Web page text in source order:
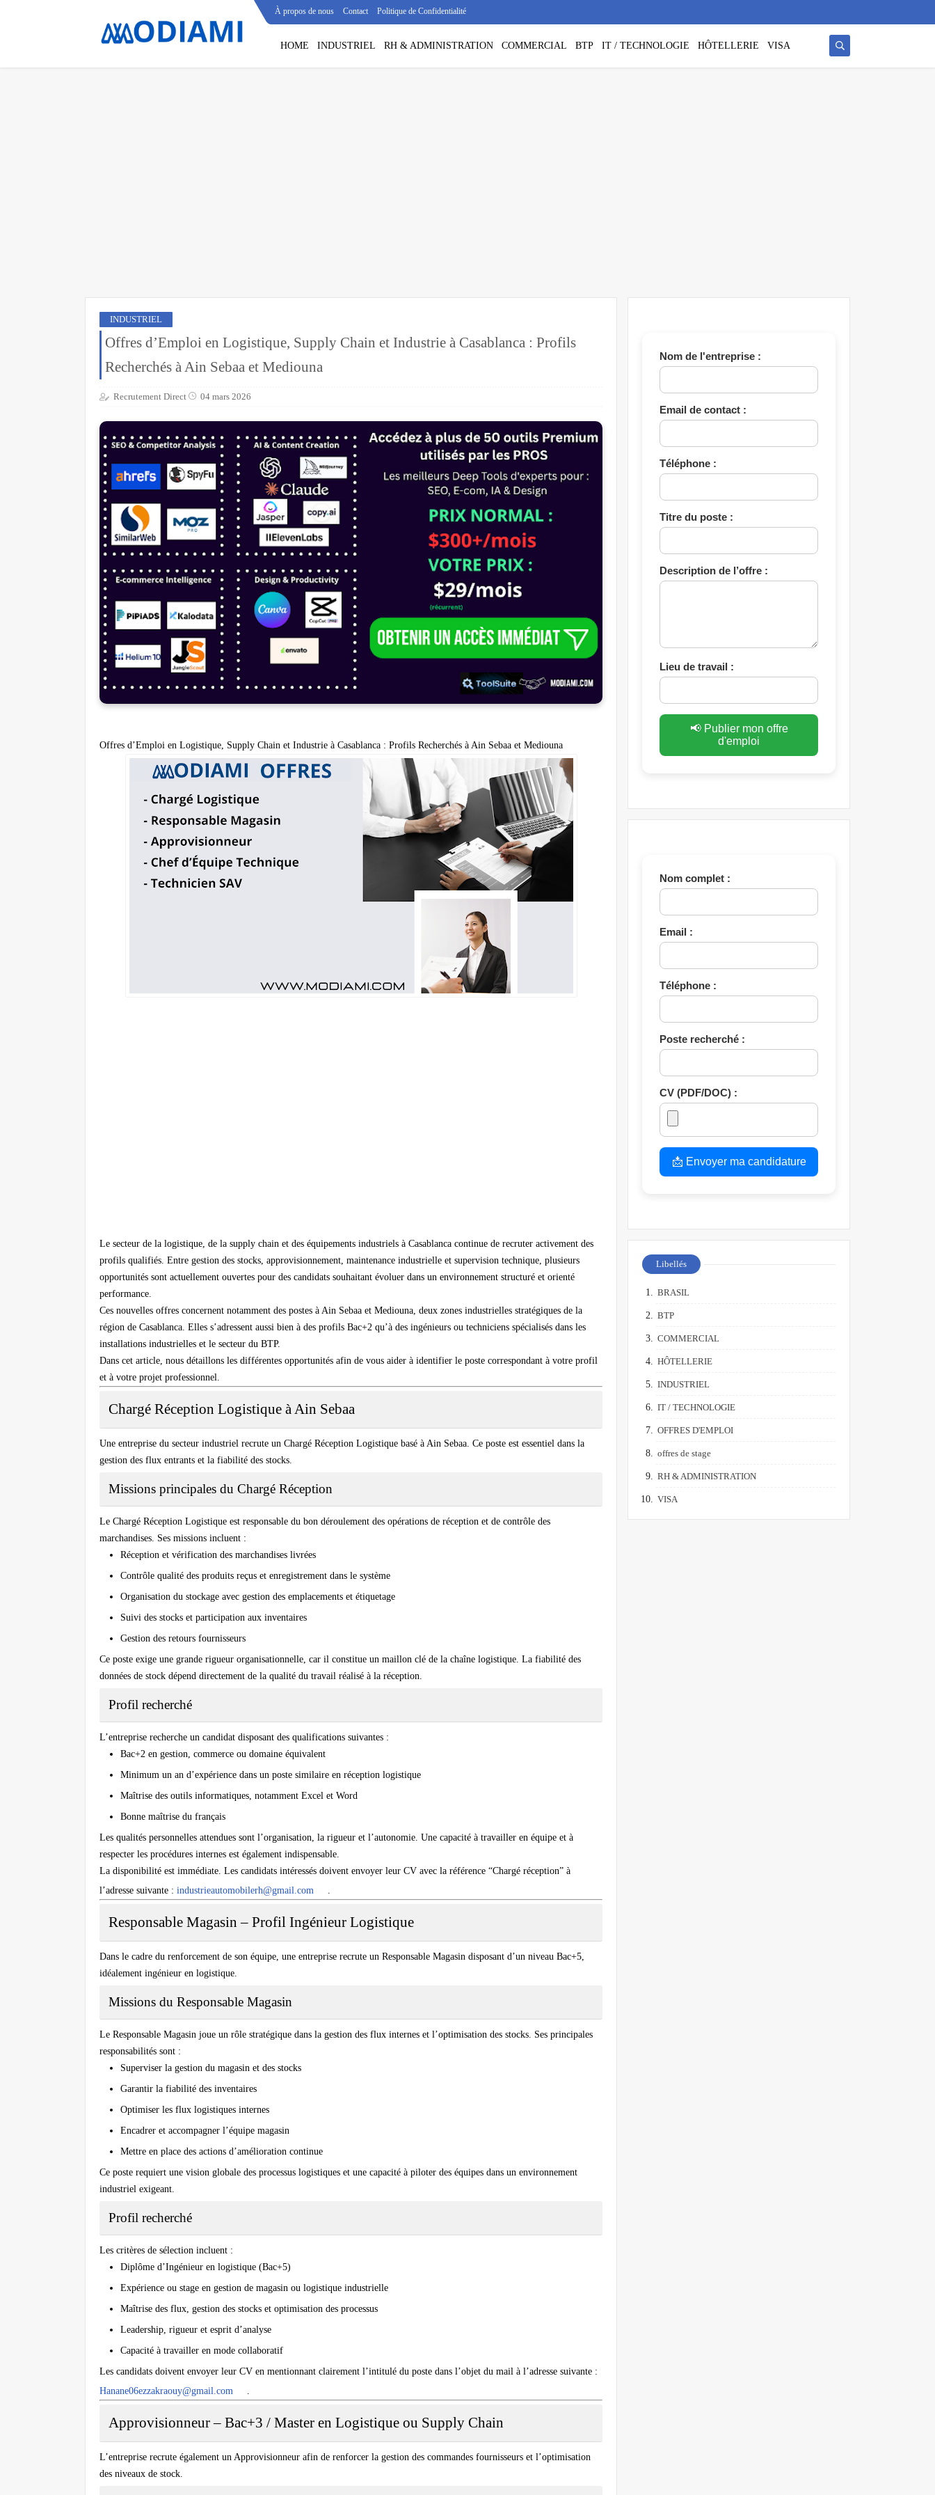
À propos de nous Contact Politique de Confidentialité
HOME INDUSTRIEL RH & ADMINISTRATION COMMERCIAL BTP IT / TECHNOLOGIE HÔTELLERIE VISA
INDUSTRIEL
Offres d’Emploi en Logistique, Supply Chain et Industrie à Casablanca : Profils
Recherchés à Ain Sebaa et Mediouna
Recrutement Direct 04 mars 2026
Offres d’Emploi en Logistique, Supply Chain et Industrie à Casablanca : Profils Recherchés à Ain Sebaa et Mediouna
Le secteur de la logistique, de la supply chain et des équipements industriels à Casablanca continue de recruter activement des
profils qualifiés. Entre gestion des stocks, approvisionnement, maintenance industrielle et supervision technique, plusieurs
opportunités sont actuellement ouvertes pour des candidats souhaitant évoluer dans un environnement structuré et orienté
performance.
Ces nouvelles offres concernent notamment des postes à Ain Sebaa et Mediouna, deux zones industrielles stratégiques de la
région de Casablanca. Elles s’adressent aussi bien à des profils Bac+2 qu’à des ingénieurs ou techniciens spécialisés dans les
installations industrielles et le secteur du BTP.
Dans cet article, nous détaillons les différentes opportunités afin de vous aider à identifier le poste correspondant à votre profil
et à votre projet professionnel.
Chargé Réception Logistique à Ain Sebaa
Une entreprise du secteur industriel recrute un Chargé Réception Logistique basé à Ain Sebaa. Ce poste est essentiel dans la
gestion des flux entrants et la fiabilité des stocks.
Missions principales du Chargé Réception
Le Chargé Réception Logistique est responsable du bon déroulement des opérations de réception et de contrôle des
marchandises. Ses missions incluent :
Réception et vérification des marchandises livrées
Contrôle qualité des produits reçus et enregistrement dans le système
Organisation du stockage avec gestion des emplacements et étiquetage
Suivi des stocks et participation aux inventaires
Gestion des retours fournisseurs
Ce poste exige une grande rigueur organisationnelle, car il constitue un maillon clé de la chaîne logistique. La fiabilité des
données de stock dépend directement de la qualité du travail réalisé à la réception.
Profil recherché
L’entreprise recherche un candidat disposant des qualifications suivantes :
Bac+2 en gestion, commerce ou domaine équivalent
Minimum un an d’expérience dans un poste similaire en réception logistique
Maîtrise des outils informatiques, notamment Excel et Word
Bonne maîtrise du français
Les qualités personnelles attendues sont l’organisation, la rigueur et l’autonomie. Une capacité à travailler en équipe et à
respecter les procédures internes est également indispensable.
La disponibilité est immédiate. Les candidats intéressés doivent envoyer leur CV avec la référence “Chargé réception” à
l’adresse suivante : industrieautomobilerh@gmail.com .
Responsable Magasin – Profil Ingénieur Logistique
Dans le cadre du renforcement de son équipe, une entreprise recrute un Responsable Magasin disposant d’un niveau Bac+5,
idéalement ingénieur en logistique.
Missions du Responsable Magasin
Le Responsable Magasin joue un rôle stratégique dans la gestion des flux internes et l’optimisation des stocks. Ses principales
responsabilités sont :
Superviser la gestion du magasin et des stocks
Garantir la fiabilité des inventaires
Optimiser les flux logistiques internes
Encadrer et accompagner l’équipe magasin
Mettre en place des actions d’amélioration continue
Ce poste requiert une vision globale des processus logistiques et une capacité à piloter des équipes dans un environnement
industriel exigeant.
Profil recherché
Les critères de sélection incluent :
Diplôme d’Ingénieur en logistique (Bac+5)
Expérience ou stage en gestion de magasin ou logistique industrielle
Maîtrise des flux, gestion des stocks et optimisation des processus
Leadership, rigueur et esprit d’analyse
Capacité à travailler en mode collaboratif
Les candidats doivent envoyer leur CV en mentionnant clairement l’intitulé du poste dans l’objet du mail à l’adresse suivante :
Hanane06ezzakraouy@gmail.com
.
Approvisionneur – Bac+3 / Master en Logistique ou Supply Chain
L’entreprise recrute également un Approvisionneur afin de renforcer la gestion des commandes fournisseurs et l’optimisation
des niveaux de stock.
Nom de l'entreprise :
Email de contact :
Téléphone :
Titre du poste :
Description de l’offre :
Lieu de travail :
📢 Publier mon offre
d'emploi
Nom complet :
Email :
Téléphone :
Poste recherché :
CV (PDF/DOC) :
📩 Envoyer ma candidature
Libellés
BRASIL
BTP
COMMERCIAL
HÔTELLERIE
INDUSTRIEL
IT / TECHNOLOGIE
OFFRES D'EMPLOI
offres de stage
RH & ADMINISTRATION
VISA